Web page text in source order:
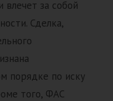
влечет за собой
Сделка,
порядке по иску
того, ФАС